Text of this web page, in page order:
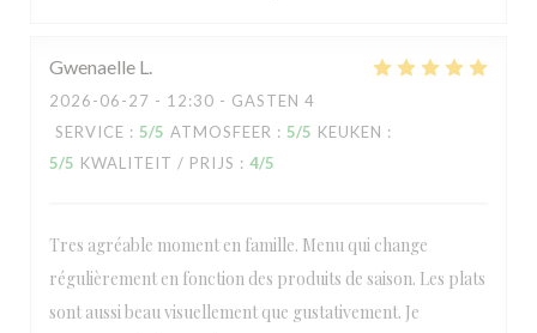
Gwenaelle L
2026-06-27 - 12:30 - GASTEN 4
SERVICE : 5/5 ATMOSFEER : 5/5 KEUKEN :
5/5 KWALITEIT / PRIJS : 4/5
Tres agréable moment en famille. Menu qui change
régulièrement en fonction des produits de saison. Les plats
sont aussi beau visuellement que gustativement. Je